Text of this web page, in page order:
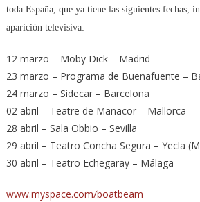
toda España, que ya tiene las siguientes fechas,
aparición televisiva:
12 marzo – Moby Dick – Madrid
23 marzo – Programa de Buenafuente –
24 marzo – Sidecar – Barcelona
02 abril – Teatre de Manacor – Mallorca
28 abril – Sala Obbio – Sevilla
29 abril – Teatro Concha Segura – Yecla
30 abril – Teatro Echegaray – Málaga
www.myspace.com/boatbeam